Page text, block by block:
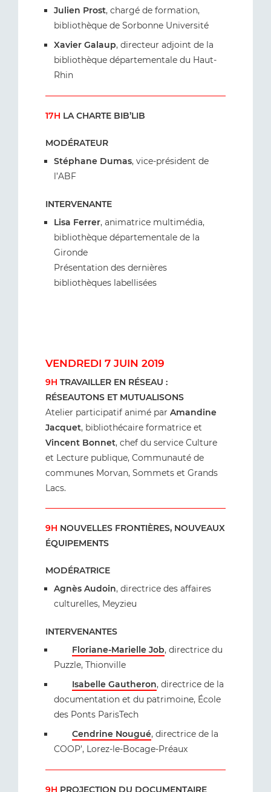
Julien Prost, chargé de formation,
bibliothèque de Sorbonne Université
Xavier Galaup, directeur adjoint de la
bibliothèque départementale du Haut-
Rhin
17H LA CHARTE BIB’LIB
MODÉRATEUR
Stéphane Dumas, vice-président de
l’ABF
INTERVENANTE
Lisa Ferrer, animatrice multimédia,
bibliothèque départementale de la
Gironde
Présentation des dernières
bibliothèques labellisées
VENDREDI 7 JUIN 2019
9H TRAVAILLER EN RÉSEAU :
RÉSEAUTONS ET MUTUALISONS
Atelier participatif animé par Amandine
Jacquet, bibliothécaire formatrice et
Vincent Bonnet, chef du service Culture
et Lecture publique, Communauté de
communes Morvan, Sommets et Grands
Lacs.
9H NOUVELLES FRONTIÈRES, NOUVEAUX
ÉQUIPEMENTS
MODÉRATRICE
Agnès Audoin, directrice des affaires
culturelles, Meyzieu
INTERVENANTES
Floriane-Marielle Job, directrice du
Puzzle, Thionville
Isabelle Gautheron, directrice de la
documentation et du patrimoine, École
des Ponts ParisTech
Cendrine Nougué, directrice de la
COOP’, Lorez-le-Bocage-Préaux
9H PROJECTION DU DOCUMENTAIRE